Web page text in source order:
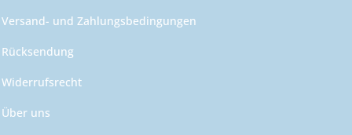
Versand- und Zahlungsbedingungen
Rücksendung
Widerrufsrecht
Über uns